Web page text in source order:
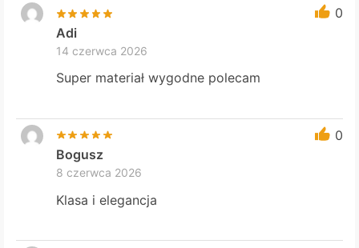
0
Adi
14 czerwca 2026
Super materiał wygodne polecam
0
Bogusz
8 czerwca 2026
Klasa i elegancja